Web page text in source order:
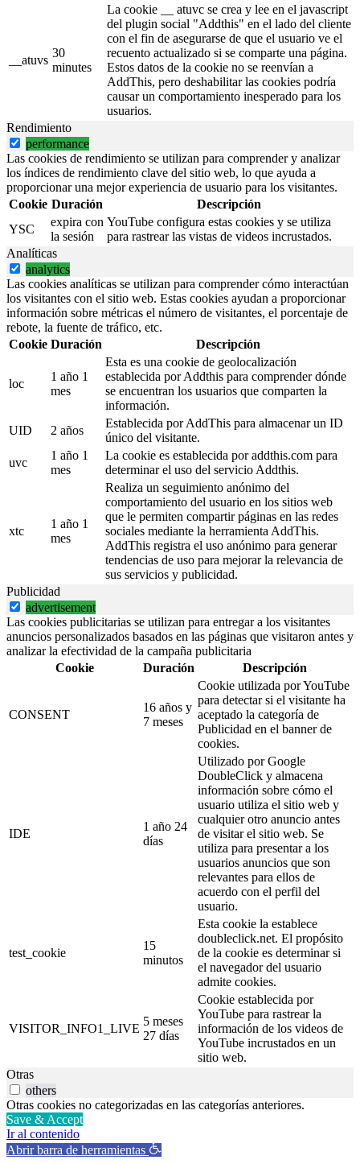
__atuvs
30
minutes
La cookie __ atuvc se crea y lee en el javascript
del plugin social "Addthis" en el lado del cliente
con el fin de asegurarse de que el usuario ve el
recuento actualizado si se comparte una página.
Estos datos de la cookie no se reenvían a
AddThis, pero deshabilitar las cookies podría
causar un comportamiento inesperado para los
usuarios.
Rendimiento
performance
Las cookies de rendimiento se utilizan para comprender y analizar
los índices de rendimiento clave del sitio web, lo que ayuda a
proporcionar una mejor experiencia de usuario para los visitantes.
Cookie Duración
Descripción
YSC
expira con
la sesión
YouTube configura estas cookies y se utiliza
para rastrear las vistas de videos incrustados.
Analíticas
analytics
Las cookies analíticas se utilizan para comprender cómo interactúan
los visitantes con el sitio web. Estas cookies ayudan a proporcionar
información sobre métricas el número de visitantes, el porcentaje de
rebote, la fuente de tráfico, etc.
Cookie Duración Descripción
loc
1 año 1
mes
Esta es una cookie de geolocalización
establecida por Addthis para comprender dónde
se encuentran los usuarios que comparten la
información.
UID
2 años
Establecida por AddThis para almacenar un ID
único del visitante.
uvc
1 año 1
mes
La cookie es establecida por addthis.com para
determinar el uso del servicio Addthis.
xtc
1 año 1
mes
Realiza un seguimiento anónimo del
comportamiento del usuario en los sitios web
que le permiten compartir páginas en las redes
sociales mediante la herramienta AddThis.
AddThis registra el uso anónimo para generar
tendencias de uso para mejorar la relevancia de
sus servicios y publicidad.
Publicidad
advertisement
Las cookies publicitarias se utilizan para entregar a los visitantes
anuncios personalizados basados en las páginas que visitaron antes y
analizar la efectividad de la campaña publicitaria
Cookie
Duración Descripción
CONSENT
16 años y
7 meses
Cookie utilizada por YouTube
para detectar si el visitante ha
aceptado la categoría de
Publicidad en el banner de
cookies.
IDE
1 año 24
días
Utilizado por Google
DoubleClick y almacena
información sobre cómo el
usuario utiliza el sitio web y
cualquier otro anuncio antes
de visitar el sitio web. Se
utiliza para presentar a los
usuarios anuncios que son
relevantes para ellos de
acuerdo con el perfil del
usuario.
test_cookie
15
minutos
Esta cookie la establece
doubleclick.net. El propósito
de la cookie es determinar si
el navegador del usuario
admite cookies.
VISITOR_INFO1_LIVE
5 meses
27 días
Cookie establecida por
YouTube para rastrear la
información de los videos de
YouTube incrustados en un
sitio web.
Otras
others
Otras cookies no categorizadas en las categorías anteriores.
Save & Accept
Ir al contenido
Abrir barra de herramientas